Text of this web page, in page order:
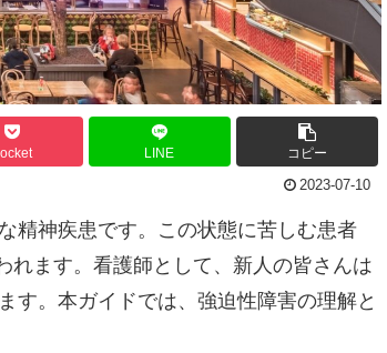
LINE コピー
2023-07-10
精神疾患です。この状態に苦しむ患者
れます。看護師として、新人の皆さんは
す。本ガイドでは、強迫性障害の理解と